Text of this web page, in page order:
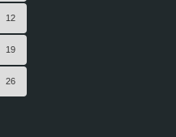
12
19
26